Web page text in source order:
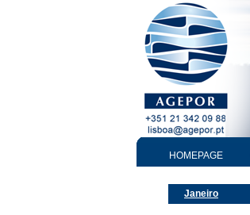
HOMEPAGE
Janeiro